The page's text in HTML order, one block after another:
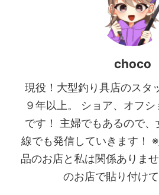
choco
現役！大型釣り具店のスタ
９年以上。 ショア、オフシ
です！ 主婦でもあるので、
線でも発信していきます！
品のお店と私は関係ありま
のお店で貼り付けて